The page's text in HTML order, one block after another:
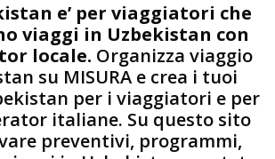
e’ per viaggiatori che
viaggi in Uzbekistan con
locale. Organizza viaggio
su MISURA e crea i tuoi
per i viaggiatori e per
italiane. Su questo sito
preventivi, programmi,